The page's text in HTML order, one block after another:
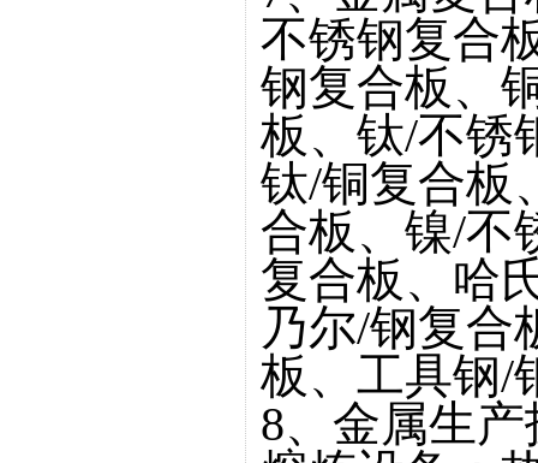
不锈钢复合
钢复合板、
板、钛/不锈
钛/铜复合板
合板、镍/不
复合板、哈
乃尔/钢复合
板、工具钢/
8、金属生